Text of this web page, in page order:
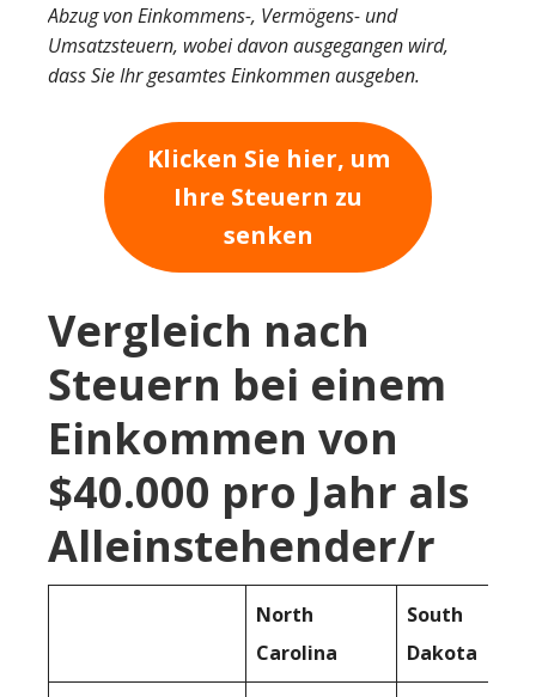
Abzug von Einkommens-, Vermögens- und
Umsatzsteuern, wobei davon ausgegangen wird,
dass Sie Ihr gesamtes Einkommen ausgeben.
Klicken Sie hier, um
Ihre Steuern zu
senken
Vergleich nach
Steuern bei einem
Einkommen von
$40.000 pro Jahr als
Alleinstehender/r
North
Carolina
South
Dakota